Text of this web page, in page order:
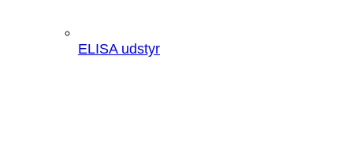
ELISA udstyr